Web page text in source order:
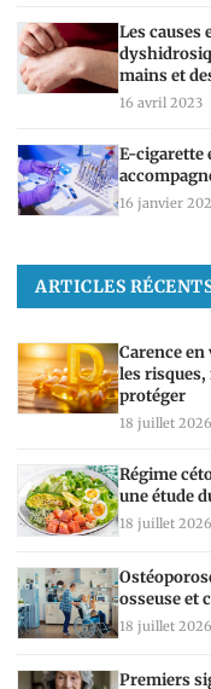
Les causes
mains et
16 avril 2023
E-cigarette
16 janvier
ARTICLES
Carence
les risques,
protéger
18 juillet 2026
Régime
une étude
18 juillet 2026
osseuse et
18 juillet 2026
Premiers